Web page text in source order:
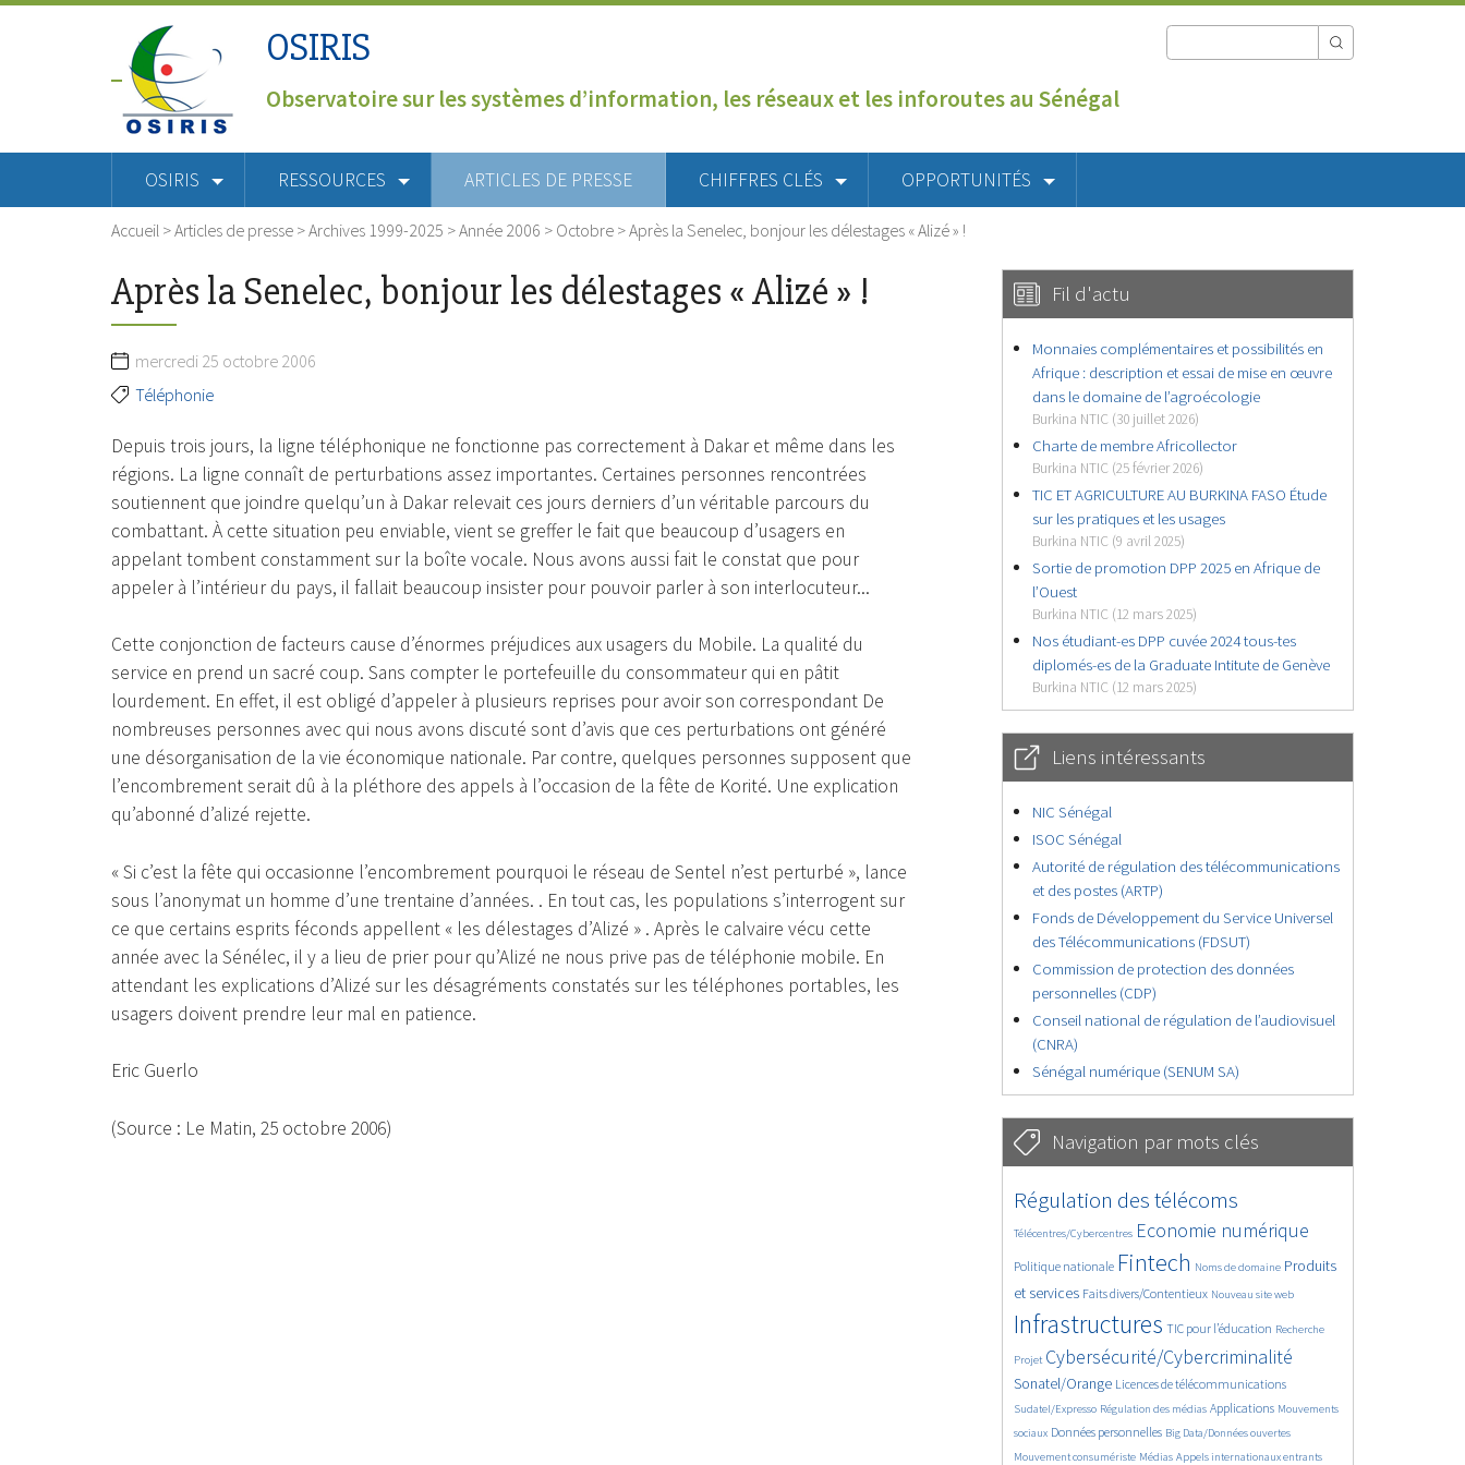
OSIRIS
Observatoire sur les systèmes d’information, les réseaux et les inforoutes au Sénégal
OSIRIS RESSOURCES ARTICLES DE PRESSE CHIFFRES CLÉS OPPORTUNITÉS
Accueil >Articles de presse >Archives 1999-2025 >Année 2006 > Octobre >Après la Senelec, bonjour les délestages « Alizé » !
Après la Senelec, bonjour les délestages « Alizé » !
mercredi 25 octobre 2006
Téléphonie
Depuis trois jours, la ligne téléphonique ne fonctionne pas correctement à Dakar et même dans les
régions. La ligne connaît de perturbations assez importantes. Certaines personnes rencontrées
soutiennent que joindre quelqu’un à Dakar relevait ces jours derniers d’un véritable parcours du
combattant. À cette situation peu enviable, vient se greffer le fait que beaucoup d’usagers en
appelant tombent constamment sur la boîte vocale. Nous avons aussi fait le constat que pour
appeler à l’intérieur du pays, il fallait beaucoup insister pour pouvoir parler à son interlocuteur...
Cette conjonction de facteurs cause d’énormes préjudices aux usagers du Mobile. La qualité du
service en prend un sacré coup. Sans compter le portefeuille du consommateur qui en pâtit
lourdement. En effet, il est obligé d’appeler à plusieurs reprises pour avoir son correspondant De
nombreuses personnes avec qui nous avons discuté sont d’avis que ces perturbations ont généré
une désorganisation de la vie économique nationale. Par contre, quelques personnes supposent que
l’encombrement serait dû à la pléthore des appels à l’occasion de la fête de Korité. Une explication
qu’abonné d’alizé rejette.
« Si c’est la fête qui occasionne l’encombrement pourquoi le réseau de Sentel n’est perturbé », lance
sous l’anonymat un homme d’une trentaine d’années. . En tout cas, les populations s’interrogent sur
ce que certains esprits féconds appellent « les délestages d’Alizé » . Après le calvaire vécu cette
année avec la Sénélec, il y a lieu de prier pour qu’Alizé ne nous prive pas de téléphonie mobile. En
attendant les explications d’Alizé sur les désagréments constatés sur les téléphones portables, les
usagers doivent prendre leur mal en patience.
Eric Guerlo
(Source : Le Matin, 25 octobre 2006)
Fil d'actu
Monnaies complémentaires et possibilités en
Afrique : description et essai de mise en œuvre
dans le domaine de l’agroécologie
Burkina NTIC (30 juillet 2026)
Charte de membre Africollector
Burkina NTIC (25 février 2026)
TIC ET AGRICULTURE AU BURKINA FASO Étude
sur les pratiques et les usages
Burkina NTIC (9 avril 2025)
Sortie de promotion DPP 2025 en Afrique de
l’Ouest
Burkina NTIC (12 mars 2025)
Nos étudiant-es DPP cuvée 2024 tous-tes
diplomés-es de la Graduate Intitute de Genève
Burkina NTIC (12 mars 2025)
Liens intéressants
NIC Sénégal
ISOC Sénégal
Autorité de régulation des télécommunications
et des postes (ARTP)
Fonds de Développement du Service Universel
des Télécommunications (FDSUT)
Commission de protection des données
personnelles (CDP)
Conseil national de régulation de l’audiovisuel
(CNRA)
Sénégal numérique (SENUM SA)
Navigation par mots clés
4661/5766
Régulation des télécoms
364/5766
Télécentres/Cybercentres
3795/5766 Economie numérique
1879/5766
Politique nationale
5212/5766 Fintech
690/5766
Noms de domaine
2491/5766
Produits
et services
1623/5766 Faits divers/Contentieux
853/5766 Nouveau site web
5766/5766
Infrastructures
1837/5766
TIC pour l’éducation
206/5766
Recherche
247/5766
Projet
3663/5766Cybersécurité/Cybercriminalité
2337/5766
Sonatel/Orange
1631/5766 Licences de télécommunications
299/5766
Sudatel/Expresso
1019/5766 Régulation des médias
1533/5766 Applications
1239/5766
Mouvements
sociaux
1670/5766Données personnelles
148/5766 Big Data/Données ouvertes
626/5766
Mouvement consumériste
366/5766 Médias
751/5766 Appels internationaux entrants
1762/5766